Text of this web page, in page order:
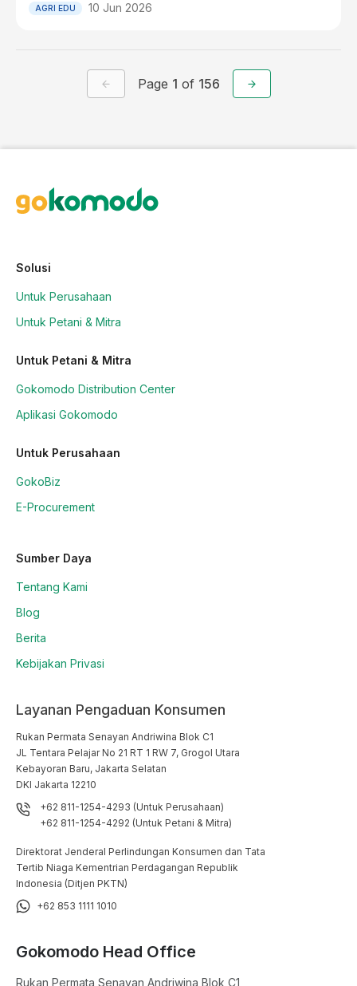
AGRI EDU 10 Jun 2026
Page 1 of 156
Solusi
Untuk Perusahaan
Untuk Petani & Mitra
Untuk Petani & Mitra
Gokomodo Distribution Center
Aplikasi Gokomodo
Untuk Perusahaan
GokoBiz
E-Procurement
Sumber Daya
Tentang Kami
Blog
Berita
Kebijakan Privasi
Layanan Pengaduan Konsumen
Rukan Permata Senayan Andriwina Blok C1
JL Tentara Pelajar No 21 RT 1 RW 7, Grogol Utara
Kebayoran Baru, Jakarta Selatan
DKI Jakarta 12210
+62 811-1254-4293 (Untuk Perusahaan)
+62 811-1254-4292 (Untuk Petani & Mitra)
Direktorat Jenderal Perlindungan Konsumen dan Tata
Tertib Niaga Kementrian Perdagangan Republik
Indonesia (Ditjen PKTN)
+62 853 1111 1010
Gokomodo Head Office
Rukan Permata Senayan Andriwina Blok C1